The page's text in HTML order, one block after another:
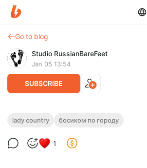
Go to blog
Studio RussianBareFeet
Jan 05 13:54
SUBSCRIBE
Галерея 2869. Lady Country.
Удивительно, но эта модель одна из
УТРАЧЕННЫЕ ГАЛЕРЕИ
lady country босиком по городу
1